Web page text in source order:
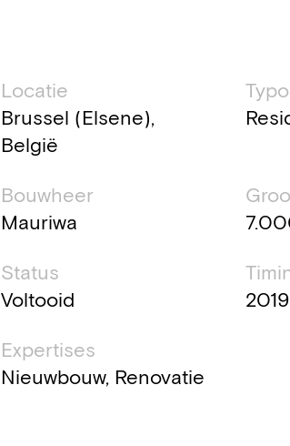
Technische
Locatie
Brussel (Elsene),
België
Bouwheer
Mauriwa
Status
Voltooid
2019
Expertises
Nieuwbouw, Renovatie